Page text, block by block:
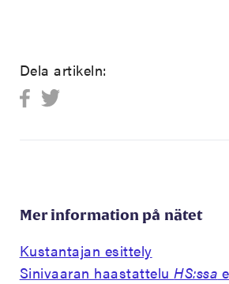
Dela artikeln:
Mer information på nätet
Kustantajan esittely
Sinivaaran haastatteluHS:ssa